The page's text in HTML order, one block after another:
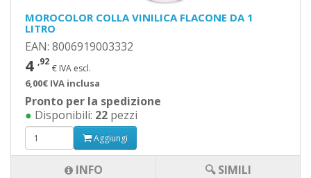
MOROCOLOR COLLA VINILICA FLACONE DA 1
LITRO
EAN: 8006919003332
4 ,92
€ IVA escl.
6,00€ IVA inclusa
Pronto per la spedizione
● Disponibili: 22 pezzi
Aggiungi
INFO 🔍 SIMILI